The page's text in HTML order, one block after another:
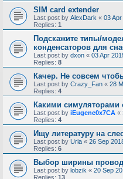
SIM card extender
Last post by AlexDark « 03
Replies: 1
Подскажите типы/
конденсаторов для
Last post by dxon « 03 Apr
Replies: 8
Качер. Не совсем
Last post by Crazy_Fan « 28
Replies: 4
Какими симуляторами
Last post by iEugene0x7CA «
Replies: 4
Ищу литературу на
Last post by Uria « 26 Sep
Replies: 6
Выбор ширины
Last post by lobzik « 20 Sep
Replies: 13